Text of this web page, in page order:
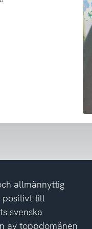
allmännyttig
positivt till
svenska
av toppdomänen